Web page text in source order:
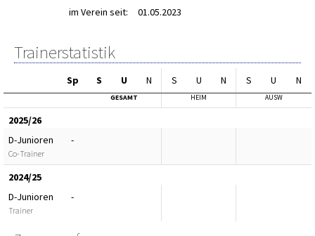
im Verein seit:
01.05.2023
Trainerstatistik
Sp S U N S U N S U N
GESAMT HEIM AUSW
2025/26
D-Junioren
Co-Trainer
-
2024/25
D-Junioren
Trainer
-